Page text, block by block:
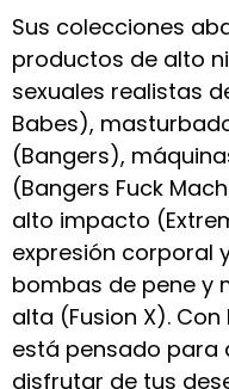
Sus colecciones
productos de alto
sexuales realistas
Babes),
(Bangers),
(Bangers Fuck
alto impacto
expresión corporal
bombas de pene y
alta (Fusion X).
está pensado para
disfrutar de tus